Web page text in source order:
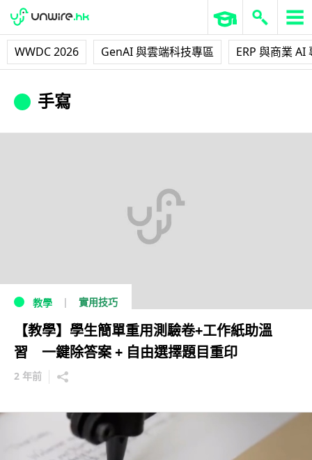
WWDC 2026 GenAI 與雲端科技專區 ERP 與商業 AI
手寫
教學 實用技巧
【教學】學生簡單重用測驗卷+工作紙助溫
習 一鍵除答案 + 自由選擇題目重印
2 年前